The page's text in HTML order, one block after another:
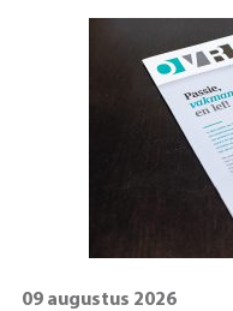
09 augustus 2026